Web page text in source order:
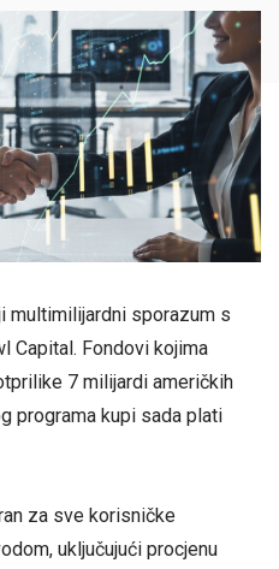
multimilijardni sporazum s
Capital. Fondovi kojima
7 milijardi američkih
programa kupi sada plati
za sve korisničke
uključujući procjenu